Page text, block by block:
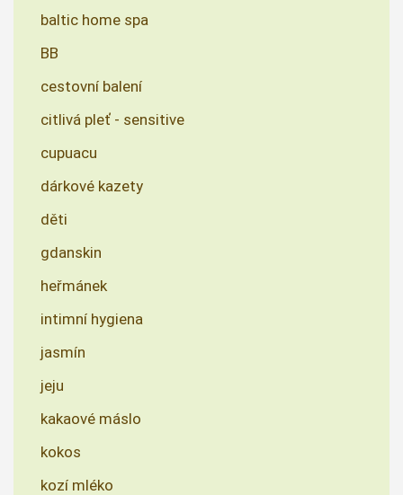
baltic home spa
BB
cestovní balení
citlivá pleť - sensitive
cupuacu
dárkové kazety
děti
gdanskin
heřmánek
intimní hygiena
jasmín
jeju
kakaové máslo
kokos
kozí mléko